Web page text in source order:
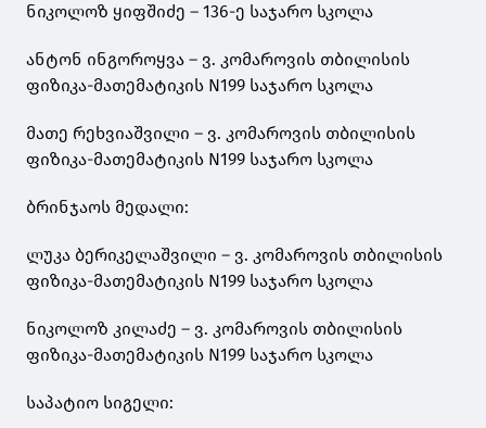
ნიკოლოზ ყიფშიძე – 136-ე საჯარო სკოლა
ანტონ ინგოროყვა – ვ. კომაროვის თბილისის
ფიზიკა-მათემატიკის N199 საჯარო სკოლა
მათე რეხვიაშვილი – ვ. კომაროვის თბილისის
ფიზიკა-მათემატიკის N199 საჯარო სკოლა
ბრინჯაოს მედალი:
ლუკა ბერიკელაშვილი – ვ. კომაროვის თბილისის
ფიზიკა-მათემატიკის N199 საჯარო სკოლა
ნიკოლოზ კილაძე – ვ. კომაროვის თბილისის
ფიზიკა-მათემატიკის N199 საჯარო სკოლა
საპატიო სიგელი: